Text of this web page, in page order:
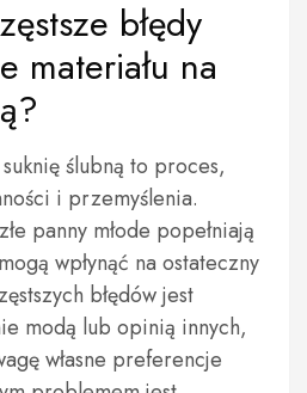
błędy
materiału na
ślubną to proces,
i przemyślenia.
panny młode popełniają
wpłynąć na ostateczny
błędów jest
modą lub opinią innych,
własne preferencje